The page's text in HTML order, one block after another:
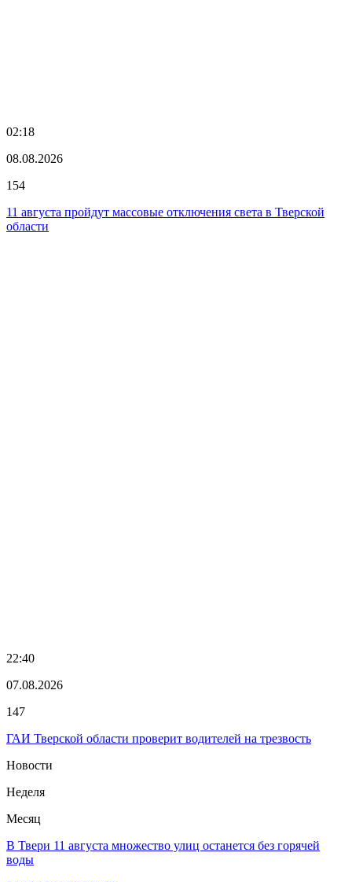
02:18
08.08.2026
154
11 августа пройдут массовые отключения света в Тверской
области
22:40
07.08.2026
147
ГАИ Тверской области проверит водителей на трезвость
Новости
Неделя
Месяц
В Твери 11 августа множество улиц останется без горячей
воды